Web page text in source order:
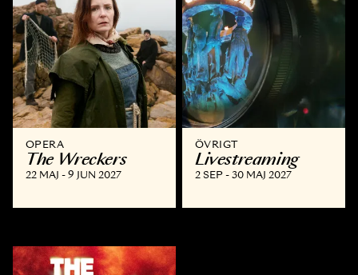
OPERA
The Wreckers
22 MAJ - 9 JUN 2027
ÖVRIGT
Livestreaming
2 SEP - 30 MAJ 2027